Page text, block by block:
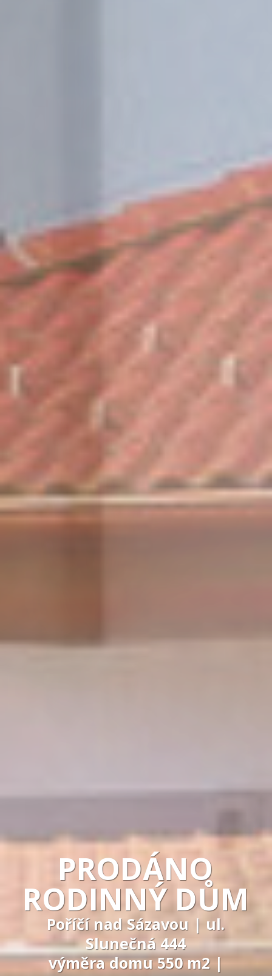
PRODÁNO
RODINNÝ DŮM
Poříčí nad Sázavou | ul.
Slunečná 444
výměra domu 550 m2 |